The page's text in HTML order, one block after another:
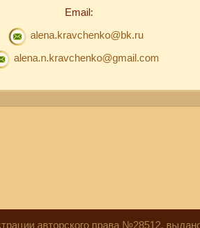
Email:
alena.kravchenko@bk.ru
alena.n.kravchenko@gmail.com
авторского права №28512,